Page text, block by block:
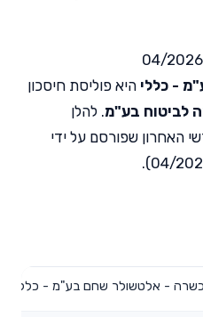
- כללי היא פוליסת חיסכון
לביטוח בע"מ. להלן
האחרון שפורסם על ידי
- אלטשולר שחם בע"מ - כללי